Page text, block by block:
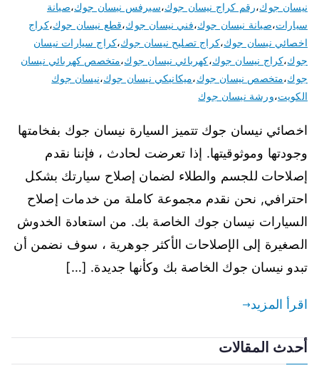
نيسان جوك،رقم كراج نيسان جوك،سيرفس نيسان جوك،صيانة
سيارات،صيانة نيسان جوك،فني نيسان جوك،قطع نيسان جوك،كراج
اخصائي نيسان جوك،كراج تصليح نيسان جوك،كراج سيارات نيسان
جوك،كراج نيسان جوك،كهربائي نيسان جوك،متخصص كهربائي نيسان
جوك،متخصص نيسان جوك،ميكانيكي نيسان جوك،نيسان جوك
الكويت،ورشة نيسان جوك
اخصائي نيسان جوك تتميز السيارة نيسان جوك بفخامتها
وجودتها وموثوقيتها. إذا تعرضت لحادث ، فإننا نقدم
إصلاحات للجسم والطلاء لضمان إصلاح سيارتك بشكل
احترافي, نحن نقدم مجموعة كاملة من خدمات إصلاح
السيارات نيسان جوك الخاصة بك. من استعادة الخدوش
الصغيرة إلى الإصلاحات الأكثر جوهرية ، سوف نضمن أن
تبدو نيسان جوك الخاصة بك وكأنها جديدة. […]
اقرأ المزيد
أحدث المقالات